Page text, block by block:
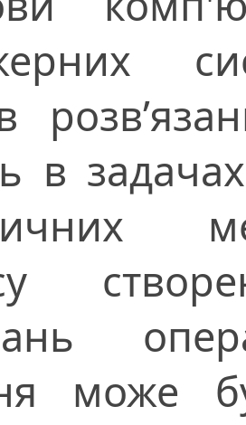
в
може